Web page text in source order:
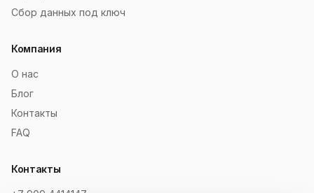
Сбор данных под ключ
Компания
О нас
Блог
Контакты
FAQ
Контакты